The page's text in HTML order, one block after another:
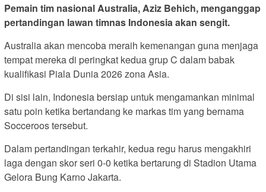
Pemain tim nasional Australia, Aziz Behich, menganggap
pertandingan lawan timnas Indonesia akan sengit.
Australia akan mencoba meraih kemenangan guna menjaga
tempat mereka di peringkat kedua grup C dalam babak
kualifikasi Piala Dunia 2026 zona Asia.
Di sisi lain, Indonesia bersiap untuk mengamankan minimal
satu poin ketika bertandang ke markas tim yang bernama
Socceroos tersebut.
Dalam pertandingan terkahir, kedua regu harus mengakhiri
laga dengan skor seri 0-0 ketika bertarung di Stadion Utama
Gelora Bung Karno Jakarta.